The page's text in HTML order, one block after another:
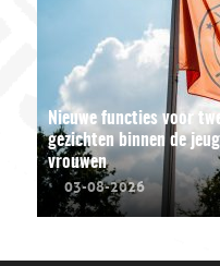
Nieuwe functies voor
gezichten binnen de
vrouwen
03-08-2026